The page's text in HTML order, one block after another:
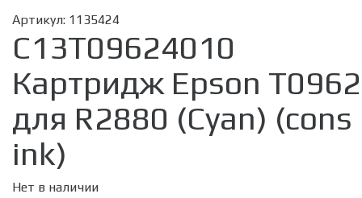
Артикул: 1135424
C13T09624010
Картридж Epson T0962
для R2880 (Cyan) (cons
ink)
Нет в наличии